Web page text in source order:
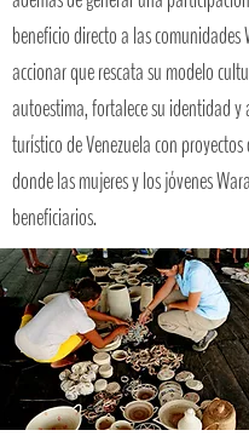
beneficio directo a las comunidades
accionar que rescata su modelo
autoestima, fortalece su identidad
turístico de Venezuela con
donde las mujeres y los jóvenes
beneficiarios.